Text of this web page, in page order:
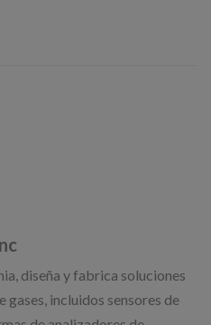
diseña y fabrica soluciones
gases, incluidos sensores de